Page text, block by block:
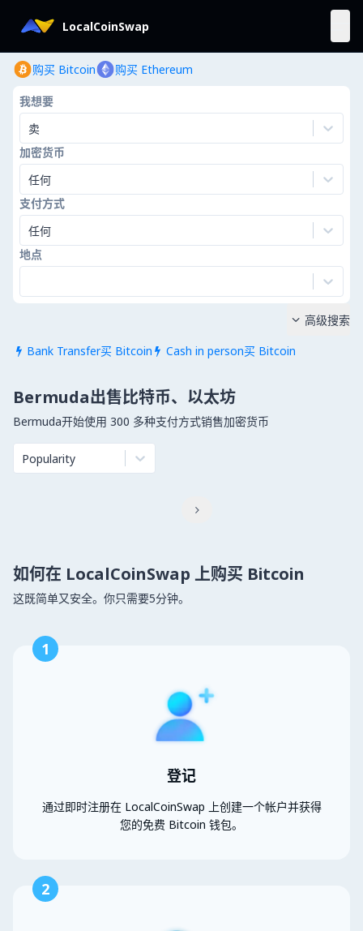
LocalCoinSwap
购买 Bitcoin 购买 Ethereum
我想要
卖
加密货币
任何
支付方式
任何
地点
 Bank Transfer买 Bitcoin  Cash in person买 Bitcoin
 高级搜索
Bermuda出售比特币、以太坊
Bermuda开始使用 300 多种支付方式销售加密货币
Popularity

如何在 LocalCoinSwap 上购买 Bitcoin
这既简单又安全。你只需要5分钟。
1
登记
通过即时注册在 LocalCoinSwap 上创建一个帐户并获得
您的免费 Bitcoin 钱包。
2